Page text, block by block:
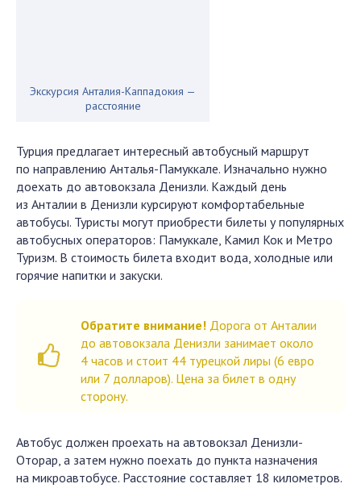
Экскурсия Анталия-Каппадокия —
расстояние
Турция предлагает интересный автобусный маршрут
по направлению Анталья-Памуккале. Изначально нужно
доехать до автовокзала Денизли. Каждый день
из Анталии в Денизли курсируют комфортабельные
автобусы. Туристы могут приобрести билеты у популярных
автобусных операторов: Памуккале, Камил Кок и Метро
Туризм. В стоимость билета входит вода, холодные или
горячие напитки и закуски.
Обратите внимание! Дорога от Анталии
до автовокзала Денизли занимает около
4 часов и стоит 44 турецкой лиры (6 евро
или 7 долларов). Цена за билет в одну
сторону.
Автобус должен проехать на автовокзал Денизли-
Оторар, а затем нужно поехать до пункта назначения
на микроавтобусе. Расстояние составляет 18 километров.